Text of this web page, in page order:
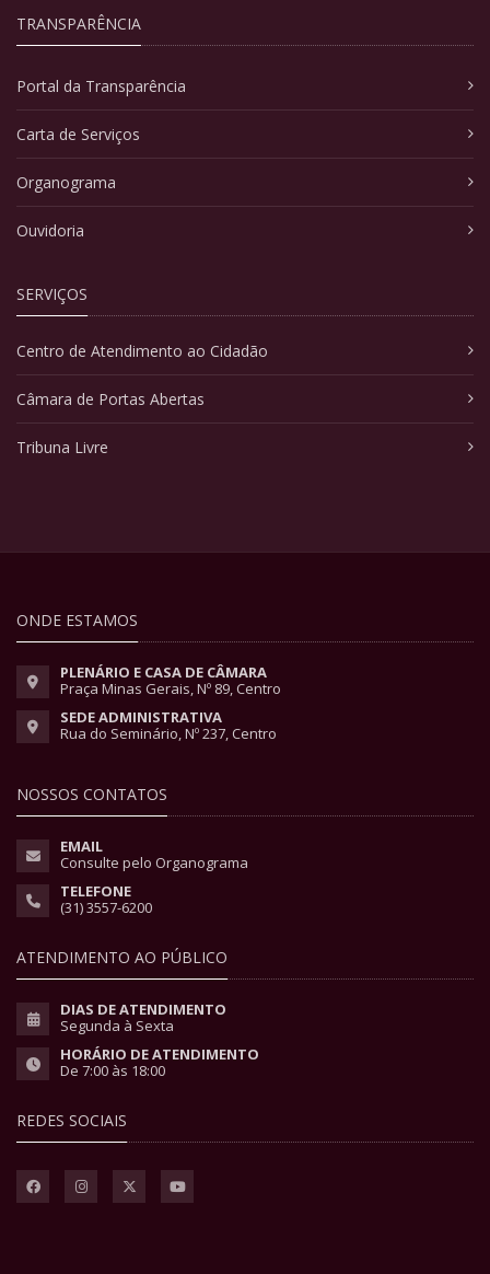
TRANSPARÊNCIA
Portal da Transparência
Carta de Serviços
Organograma
Ouvidoria
SERVIÇOS
Centro de Atendimento ao Cidadão
Câmara de Portas Abertas
Tribuna Livre
ONDE ESTAMOS
PLENÁRIO E CASA DE CÂMARA
Praça Minas Gerais, Nº 89, Centro
SEDE ADMINISTRATIVA
Rua do Seminário, Nº 237, Centro
NOSSOS CONTATOS
EMAIL
Consulte pelo Organograma
TELEFONE
(31) 3557-6200
ATENDIMENTO AO PÚBLICO
DIAS DE ATENDIMENTO
Segunda à Sexta
HORÁRIO DE ATENDIMENTO
De 7:00 às 18:00
REDES SOCIAIS